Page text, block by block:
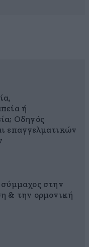
ή
Οδηγός
επαγγελματικών
στην
& την ορμονική